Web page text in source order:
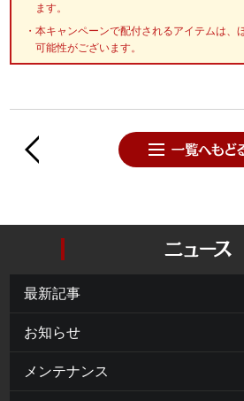
ます。
本キャンペーンで配付されるアイテムは、
可能性がございます。
最新記事
お知らせ
メンテナンス